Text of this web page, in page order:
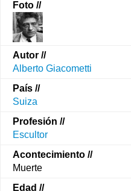
Alberto Giacometti
Suiza
Escultor
Muerte